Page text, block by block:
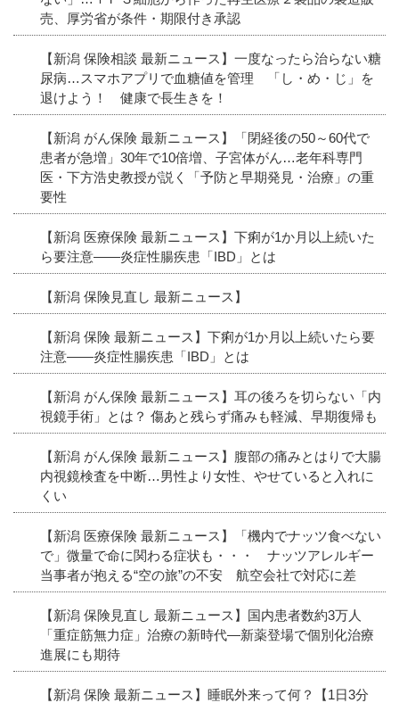
売、厚労省が条件・期限付き承認
【新潟 保険相談 最新ニュース】一度なったら治らない糖
尿病…スマホアプリで血糖値を管理 「し・め・じ」を
退けよう！ 健康で長生きを！
【新潟 がん保険 最新ニュース】「閉経後の50～60代で
患者が急増」30年で10倍増、子宮体がん…老年科専門
医・下方浩史教授が説く「予防と早期発見・治療」の重
要性
【新潟 医療保険 最新ニュース】下痢が1か月以上続いた
ら要注意――炎症性腸疾患「IBD」とは
【新潟 保険見直し 最新ニュース】
【新潟 保険 最新ニュース】下痢が1か月以上続いたら要
注意――炎症性腸疾患「IBD」とは
【新潟 がん保険 最新ニュース】耳の後ろを切らない「内
視鏡手術」とは？ 傷あと残らず痛みも軽減、早期復帰も
【新潟 がん保険 最新ニュース】腹部の痛みとはりで大腸
内視鏡検査を中断…男性より女性、やせていると入れに
くい
【新潟 医療保険 最新ニュース】「機内でナッツ食べない
で」微量で命に関わる症状も・・・ ナッツアレルギー
当事者が抱える“空の旅”の不安 航空会社で対応に差
【新潟 保険見直し 最新ニュース】国内患者数約3万人
「重症筋無力症」治療の新時代―新薬登場で個別化治療
進展にも期待
【新潟 保険 最新ニュース】睡眠外来って何？【1日3分